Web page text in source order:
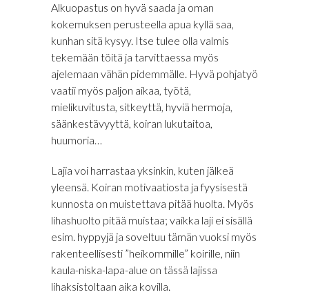
Alkuopastus on hyvä saada ja oman
kokemuksen perusteella apua kyllä saa,
kunhan sitä kysyy. Itse tulee olla valmis
tekemään töitä ja tarvittaessa myös
ajelemaan vähän pidemmälle. Hyvä pohjatyö
vaatii myös paljon aikaa, työtä,
mielikuvitusta, sitkeyttä, hyviä hermoja,
säänkestävyyttä, koiran lukutaitoa,
huumoria…
Lajia voi harrastaa yksinkin, kuten jälkeä
yleensä. Koiran motivaatiosta ja fyysisestä
kunnosta on muistettava pitää huolta. Myös
lihashuolto pitää muistaa; vaikka laji ei sisällä
esim. hyppyjä ja soveltuu tämän vuoksi myös
rakenteellisesti ”heikommille” koirille, niin
kaula-niska-lapa-alue on tässä lajissa
lihaksistoltaan aika kovilla.